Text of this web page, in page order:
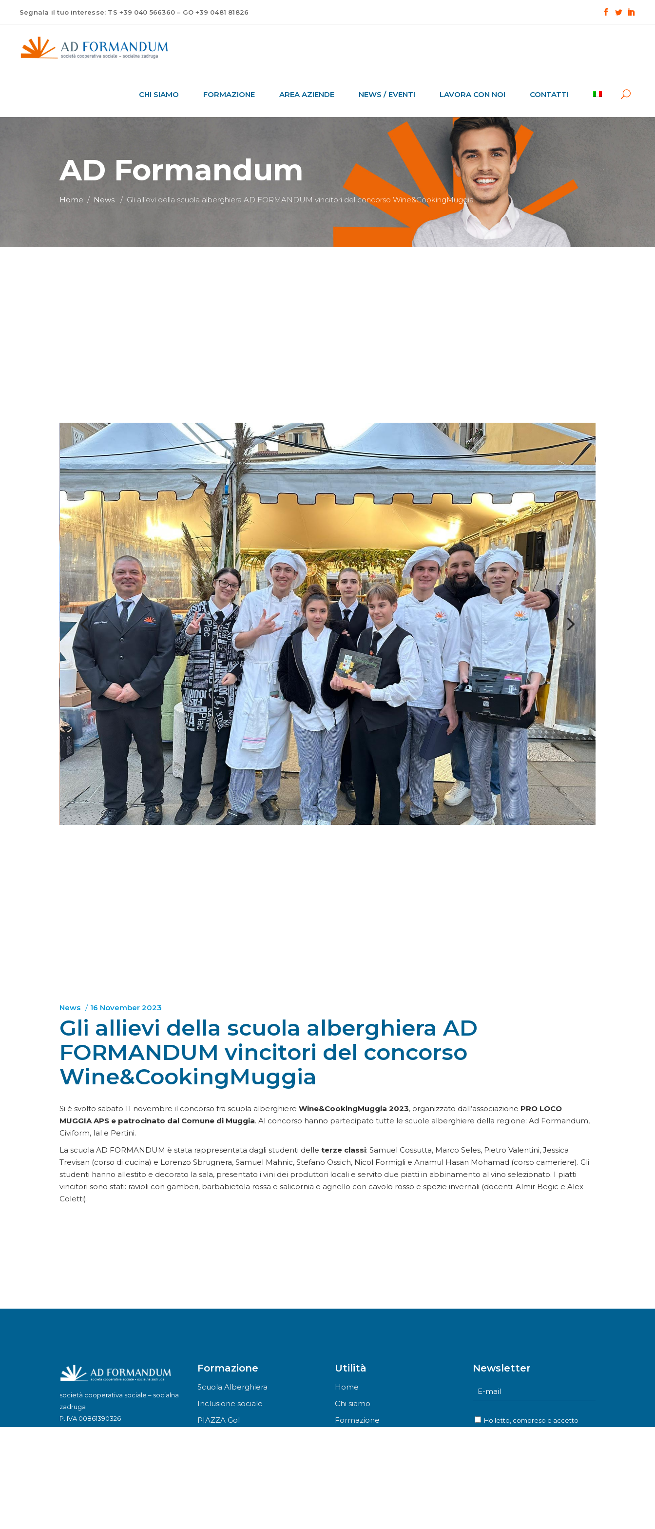
Segnala il tuo interesse: TS +39 040 566360 – GO +39 0481 81826
CHI SIAMO FORMAZIONE AREA AZIENDE NEWS / EVENTI LAVORA CON NOI CONTATTI
AD Formandum
Home / News / Gli allievi della scuola alberghiera AD FORMANDUM vincitori del concorso Wine&CookingMuggia
News 16 November 2023
Gli allievi della scuola alberghiera AD
FORMANDUM vincitori del concorso
Wine&CookingMuggia
Si è svolto sabato 11 novembre il concorso fra scuola alberghiere Wine&CookingMuggia 2023, organizzato dall’associazione PRO LOCO
MUGGIA APS e patrocinato dal Comune di Muggia. Al concorso hanno partecipato tutte le scuole alberghiere della regione: Ad Formandum,
Civiform, Ial e Pertini.
La scuola AD FORMANDUM è stata rappresentata dagli studenti delle terze classi: Samuel Cossutta, Marco Seles, Pietro Valentini, Jessica
Trevisan (corso di cucina) e Lorenzo Sbrugnera, Samuel Mahnic, Stefano Ossich, Nicol Formigli e Anamul Hasan Mohamad (corso cameriere). Gli
studenti hanno allestito e decorato la sala, presentato i vini dei produttori locali e servito due piatti in abbinamento al vino selezionato. I piatti
vincitori sono stati: ravioli con gamberi, barbabietola rossa e salicornia e agnello con cavolo rosso e spezie invernali (docenti: Almir Begic e Alex
Coletti).
società cooperativa sociale – socialna
zadruga
P. IVA 00861390326
Formazione
Scuola Alberghiera
Inclusione sociale
PIAZZA Gol
Utilità
Home
Chi siamo
Formazione
Newsletter
Ho letto, compreso e accetto